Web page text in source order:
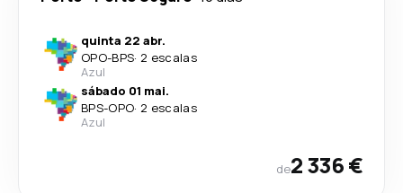
quinta 22 abr.
OPO-BPS· 2 escalas
Azul
sábado 01 mai.
BPS-OPO· 2 escalas
Azul
de2 336 €